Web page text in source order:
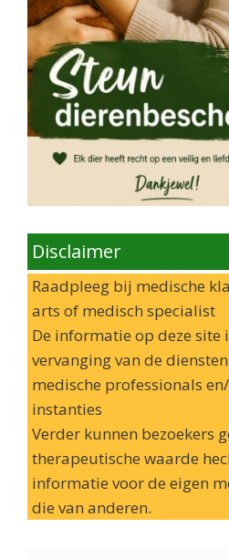
Disclaimer
Raadpleeg bij medische
arts of medisch specialist
De informatie op deze site
vervanging van de
medische professionals
instanties
Verder kunnen bezoekers
therapeutische waarde
informatie voor de eigen
die van anderen.